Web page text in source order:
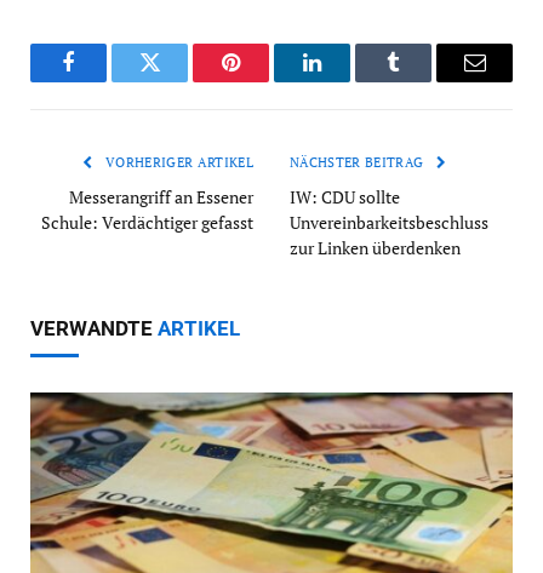
FacebookTwitter Pinterest LinkedInTumblr Email
VORHERIGER ARTIKEL
Messerangriff an Essener
Schule: Verdächtiger gefasst
NÄCHSTER BEITRAG
IW: CDU sollte
Unvereinbarkeitsbeschluss
zur Linken überdenken
VERWANDTE ARTIKEL